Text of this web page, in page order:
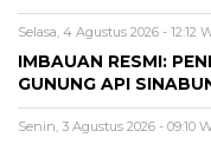
Selasa, 4 Agustus 2026 - 12:12
IMBAUAN RESMI:
GUNUNG API
Senin, 3 Agustus 2026 - 09:10